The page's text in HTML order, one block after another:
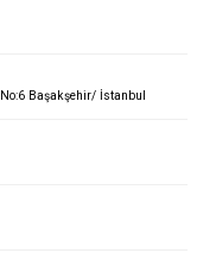
Başakşehir/ İstanbul